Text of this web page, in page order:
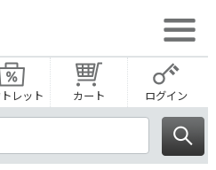
レット カート ログイン